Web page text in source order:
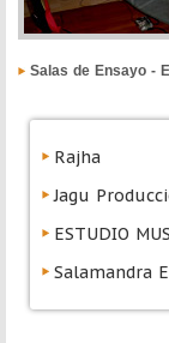
Salas de Ensayo -
Rajha
Jagu
ESTUDIO
Salamandra